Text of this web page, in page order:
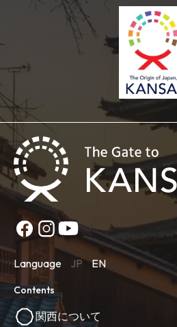
Language JP EN
Contents
関西について